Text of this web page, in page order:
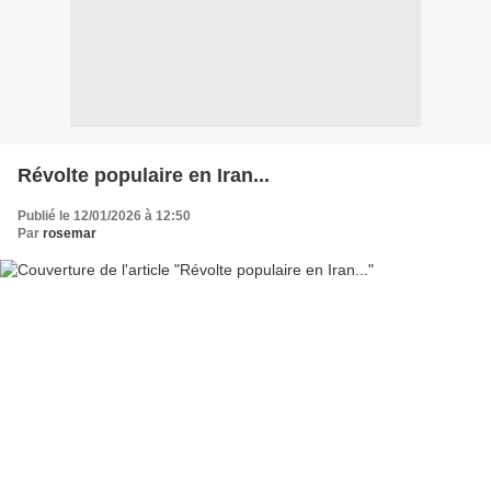
Révolte populaire en Iran...
Publié le 12/01/2026 à 12:50
Par rosemar